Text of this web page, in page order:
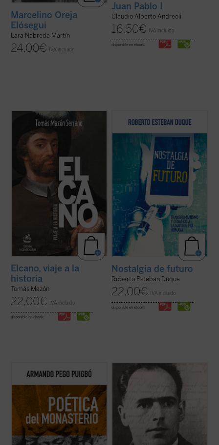
Marcelino Oreja
Elósegui
Lara Nebreda Martín
24,00€ IVA incluido
Juan Pablo I
Claudio Alberto Andreoli
16,50€ IVA incluido
disponible en ebook:
«El lector disfrutaráahora de la mejor
síntesis escrita hasta la fecha sobre la
primera vuelta al mundo, porque Tomás se
ha superado a sí mismo». - Braulio
Vázquez Campos, Archivo Histórico
Provincial de Sevilla...
Elcano, viaje a la
historia
Tomás Mazón
22,00€ IVA incluido
disponible en ebook:
Roberto Esteban Duque aporta un
recorrido exhaustivo y escalofriante de
últimos años, dejando claras las peligrosas
intenciones de los transhumanistas: «crear
en el sentido que se quiera la propia ...
(ver
Nostalgia de futuro
Roberto Esteban Duque
22,00€ IVA incluido
disponible en ebook:
Poética del monasterioreflexiona
alrededor de los espacios fundamentales
antropológico de las tres figuras: el hogar,
la escuela y la celda, reivindicando una
pedagogía humanista fundada en la ...
(ver
Franz Jägerstätter, campesino austriaco,
casado, padre de tres niñas y ferviente
católico, fue ejecutado en 1943 por negarse
a servir en el ejército nazi. Se publican aquí
por primera vez en castellano todos los
escritos de Jägerstätter ...
(ver ficha)